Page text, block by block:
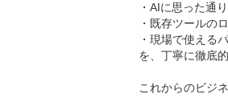
・AIに思った通
・既存ツールの
・現場で使える
を、丁寧に徹底
これからのビジ